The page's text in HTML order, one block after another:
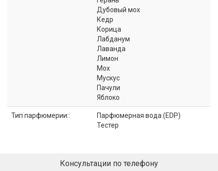
Дубовый мох
Кедр
Корица
Лабданум
Лаванда
Лимон
Мох
Мускус
Пачули
Яблоко
Тип парфюмерии::
Парфюмерная вода (EDP)
Тестер
Консультации по телефону